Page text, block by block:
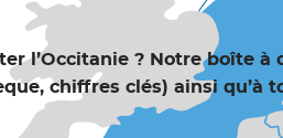
l’Occitanie ? Notre boîte à
chiffres clés) ainsi qu’à